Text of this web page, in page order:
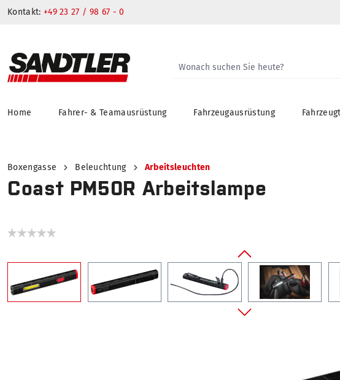
Kontakt: +49 23 27 / 98 67 - 0
Home Fahrer- & Teamausrüstung Fahrzeugausrüstung
Boxengasse Beleuchtung Arbeitsleuchten
Coast PM50R Arbeitslampe
Bildergalerie überspringen